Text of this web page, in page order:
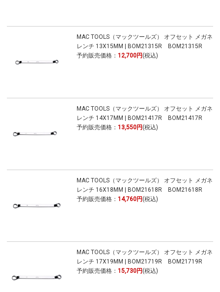
MAC TOOLS（マックツールズ） オフセット メガネ
レンチ 13X15MM | BOM21315R BOM21315R
予約販売価格： 12,700円 (税込)
MAC TOOLS（マックツールズ） オフセット メガネ
レンチ 14X17MM | BOM21417R BOM21417R
予約販売価格： 13,550円 (税込)
MAC TOOLS（マックツールズ） オフセット メガネ
レンチ 16X18MM | BOM21618R BOM21618R
予約販売価格： 14,760円 (税込)
MAC TOOLS（マックツールズ） オフセット メガネ
レンチ 17X19MM | BOM21719R BOM21719R
予約販売価格： 15,730円 (税込)